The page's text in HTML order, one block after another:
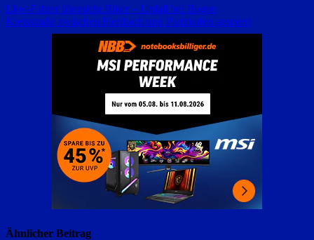
Beitragsnavigation
Lkw-Fahrer übersieht Biker – Unfall bei Bogen
Kreisstraße zwischen Fierlbach und Paitzkofen gesperrt
Ähnlicher Beitrag